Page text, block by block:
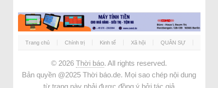
Trang chủ Chính trị Kinh tế Xã hội QUÂN SỰ
© 2026 Thời báo. All rights reserved.
Bản quyền @2025 Thời báo.de. Mọi sao chép nội dung
từ trang này phải được đồng ý bởi tác giả